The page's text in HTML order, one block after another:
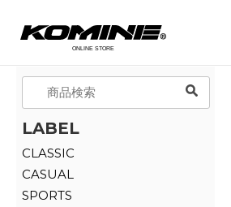
LABEL
CLASSIC
CASUAL
SPORTS